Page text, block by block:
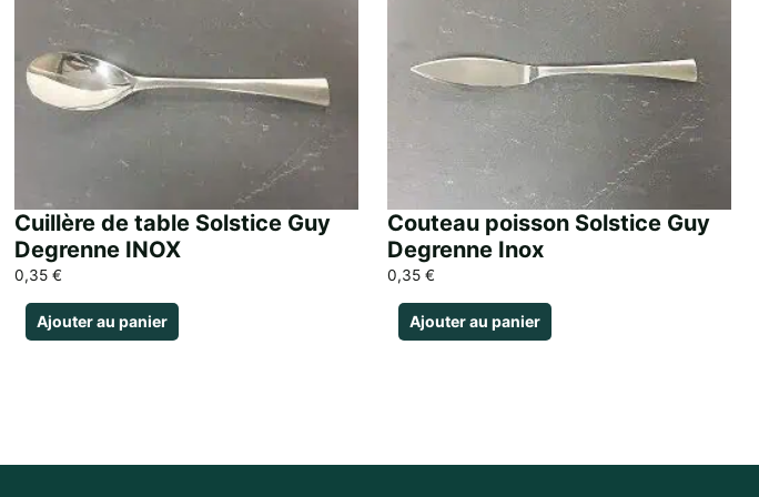
Cuillère de table Solstice Guy
Degrenne INOX
0,35 €
Ajouter au panier
Couteau poisson Solstice Guy
Degrenne Inox
0,35 €
Ajouter au panier